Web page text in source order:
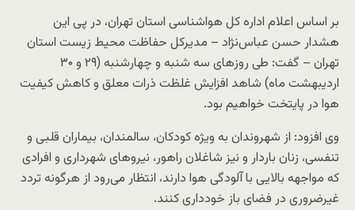
بر اساس اعلام اداره کل هواشناسی استان تهران، در پی این
هشدار حسن عباس‌نژاد – مدیرکل حفاظت محیط‌ زیست استان
تهران – گفت: طی روزهای سه‌ شنبه و چهارشنبه (۲۹ و ۳۰
اردیبهشت ماه) شاهد افزایش غلظت ذرات معلق و کاهش کیفیت
هوا در پایتخت خواهیم بود.
وی افزود: از شهروندان به ‌ویژه کودکان، سالمندان، بیماران قلبی و
تنفسی، زنان باردار و نیز شاغلان راهور، نیروهای شهرداری و افرادی
که مواجهه بالایی با آلودگی هوا دارند، انتظار می‌رود از هرگونه تردد
غیرضروری در فضای باز خودداری کنند.